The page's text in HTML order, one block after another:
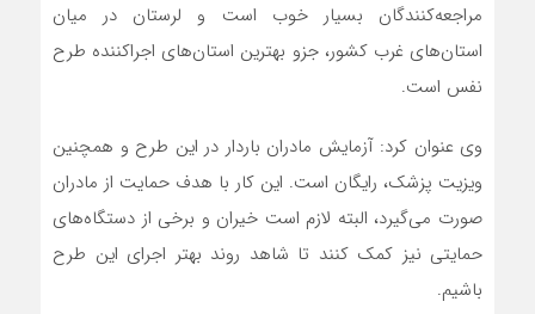
مراجعه‌کنندگان بسیار خوب است و لرستان در میان
استان‌های غرب کشور، جزو بهترین استان‌های اجراکننده طرح
نفس است.
وی عنوان کرد: آزمایش مادران باردار در این طرح و همچنین
ویزیت پزشک، رایگان است. این کار با هدف حمایت از مادران
صورت می‌گیرد، البته لازم است خیران و برخی از دستگاه‌های
حمایتی نیز کمک کنند تا شاهد روند بهتر اجرای این طرح
باشیم.